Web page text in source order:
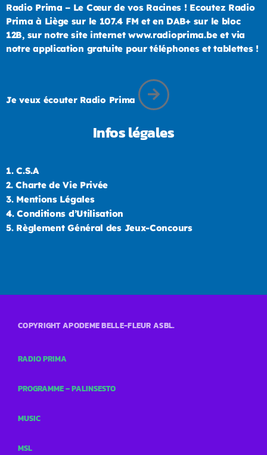
Radio Prima – Le Cœur de vos Racines ! Ecoutez Radio
Prima à Liège sur le 107.4 FM et en DAB+ sur le bloc
12B, sur notre site internet www.radioprima.be et via
notre application gratuite pour téléphones et tablettes !
Je veux écouter Radio Prima
Infos légales
1. C.S.A
2. Charte de Vie Privée
3. Mentions Légales
4. Conditions d’Utilisation
5. Règlement Général des Jeux-Concours
COPYRIGHT APODEME BELLE-FLEUR ASBL.
RADIO PRIMA
PROGRAMME – PALINSESTO
MUSIC
MSL